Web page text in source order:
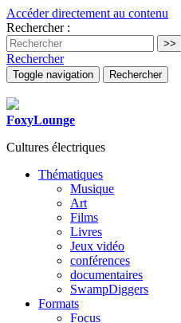
Accéder directement au contenu
Rechercher :
Rechercher
Toggle navigation Rechercher
FoxyLounge
Cultures électriques
Thématiques
Musique
Art
Films
Livres
Jeux vidéo
conférences
documentaires
SwampDiggers
Formats
Focus